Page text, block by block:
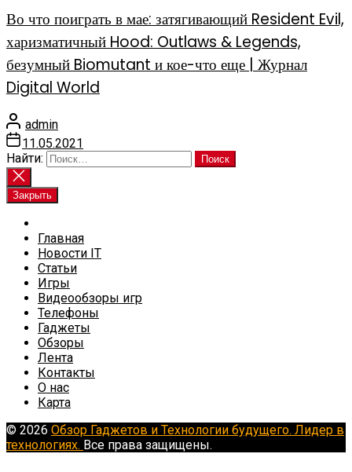
Во что поиграть в мае: затягивающий Resident Evil,
харизматичный Hood: Outlaws & Legends,
безумный Biomutant и кое-что еще | Журнал
Digital World
admin
11.05.2021
Найти:
Закрыть
Главная
Новости IT
Статьи
Игры
Видеообзоры игр
Телефоны
Гаджеты
Обзоры
Лента
Контакты
О нас
Карта
© 2026 Обзор Гаджетов и Технологии будущего. Лидер в
технологиях. Все права защищены.